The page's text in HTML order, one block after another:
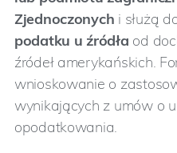
Zjednoczonych i służą
podatku u źródła od
źródeł amerykańskich.
wnioskowanie o
wynikających z umów o
opodatkowania.